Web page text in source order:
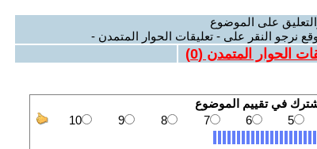
على الموضوع
نرجو النقر على - تعليقات الحوار المتمدن -
الحوار المتمدن (0
)